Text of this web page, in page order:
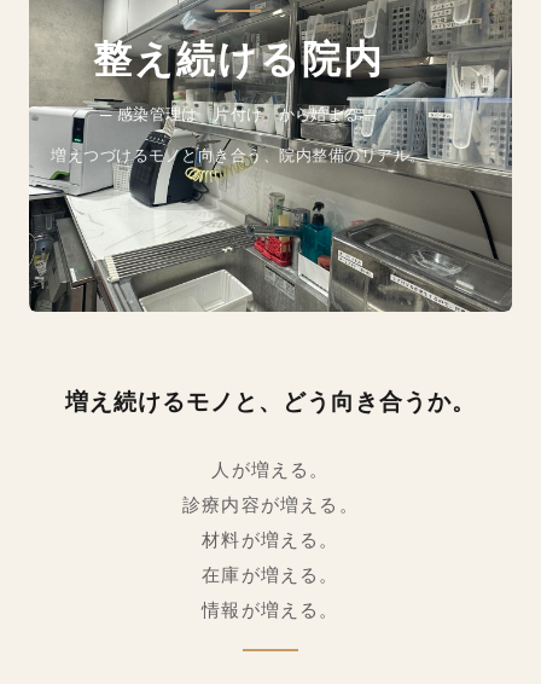
整え続ける院内
─ 感染管理は「片付け」から始まる ─
増えつづけるモノと向き合う、 院内整備のリアル。
増え続けるモノと、どう向き合うか。
人が増える。
診療内容が増える。
材料が増える。
在庫が増える。
情報が増える。